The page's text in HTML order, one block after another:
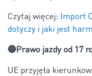
Czytaj więcej:
Import
dotyczy i jaki jest
🔵Prawo jazdy od 17
UE przyjęła